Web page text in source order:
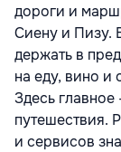
дороги и
Сиену и Пизу.
держать в
на еду, вино и
Здесь
путешествия.
и сервисов